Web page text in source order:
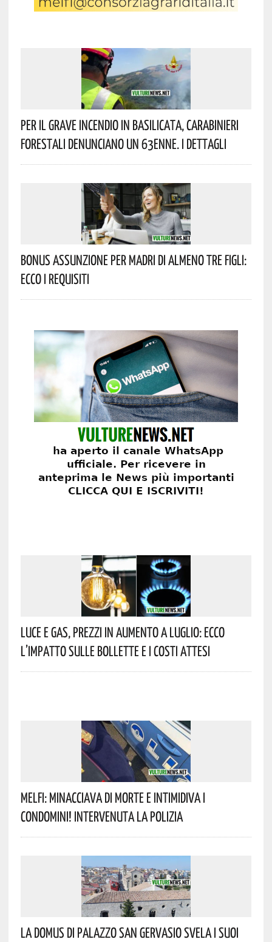
Per Il Grave Incendio In Basilicata, Carabinieri
Forestali Denunciano Un 63enne. I Dettagli
Bonus Assunzione Per Madri Di Almeno Tre Figli:
Ecco I Requisiti
Luce E Gas, Prezzi In Aumento A Luglio: Ecco
L’impatto Sulle Bollette E I Costi Attesi
Melfi: Minacciava Di Morte E Intimidiva I
Condomini! Intervenuta La Polizia
La Domus Di Palazzo San Gervasio Svela I Suoi